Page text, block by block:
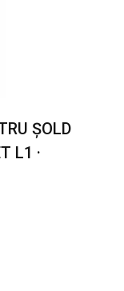
ȘOLD
L1 ·